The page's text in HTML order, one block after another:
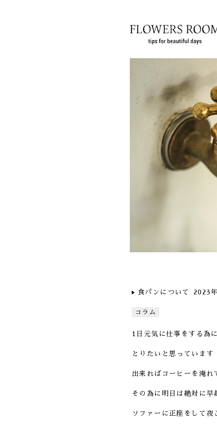
食パンについて 2023
コラム
1日元気に仕事をする為
とりたいと思っています
出来ればコーヒーを淹
その為に明日は絶対に
ソファーに正座をして夜